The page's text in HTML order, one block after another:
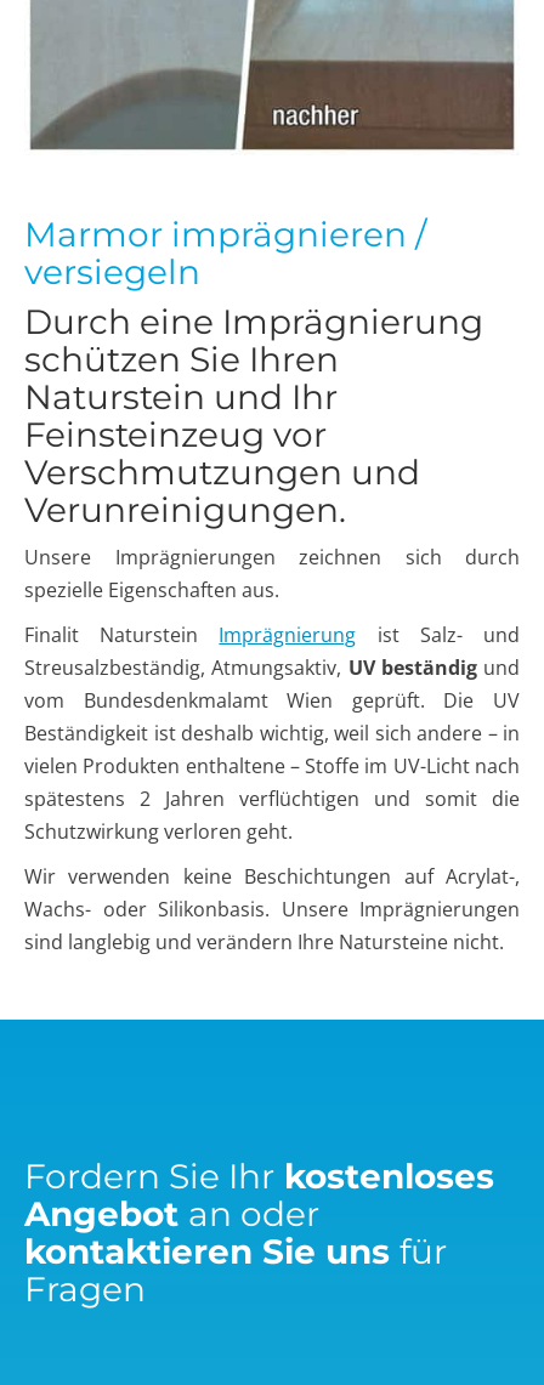
Marmor imprägnieren /
versiegeln
Durch eine Imprägnierung
schützen Sie Ihren
Naturstein und Ihr
Feinsteinzeug vor
Verschmutzungen und
Verunreinigungen.
Unsere Imprägnierungen zeichnen sich durch
spezielle Eigenschaften aus.
Finalit Naturstein Imprägnierung ist Salz- und
Streusalzbeständig, Atmungsaktiv, UV beständigund
vom Bundesdenkmalamt Wien geprüft. Die UV
Beständigkeit ist deshalb wichtig, weil sich andere – in
vielen Produkten enthaltene – Stoffe im UV-Licht nach
spätestens 2 Jahren verflüchtigen und somit die
Schutzwirkung verloren geht.
Wir verwenden keine Beschichtungen auf Acrylat-,
Wachs- oder Silikonbasis. Unsere Imprägnierungen
sind langlebig und verändern Ihre Natursteine nicht.
Fordern Sie Ihr kostenloses
Angebot an oder
kontaktieren Sie uns für
Fragen